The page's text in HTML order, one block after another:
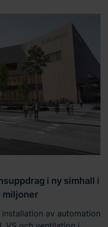
i ny simhall i
miljoner
av automation